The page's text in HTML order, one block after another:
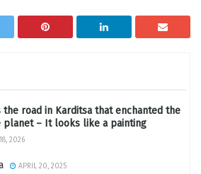
the road in Karditsa that enchanted the
planet – It looks like a painting
2026
APRIL 20, 2025